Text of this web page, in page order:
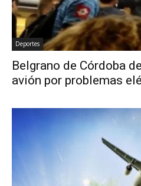
Deportes
Belgrano de Córdoba
avión por problemas